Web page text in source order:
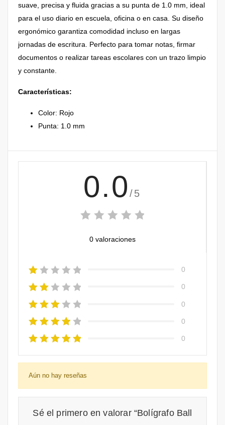
suave, precisa y fluida gracias a su punta de 1.0 mm, ideal
para el uso diario en escuela, oficina o en casa. Su diseño
ergonómico garantiza comodidad incluso en largas
jornadas de escritura. Perfecto para tomar notas, firmar
documentos o realizar tareas escolares con un trazo limpio
y constante.
Características:
Color: Rojo
Punta: 1.0 mm
0.0 /5
0 valoraciones
0
0
0
0
0
Aún no hay reseñas
Sé el primero en valorar “Bolígrafo Ball